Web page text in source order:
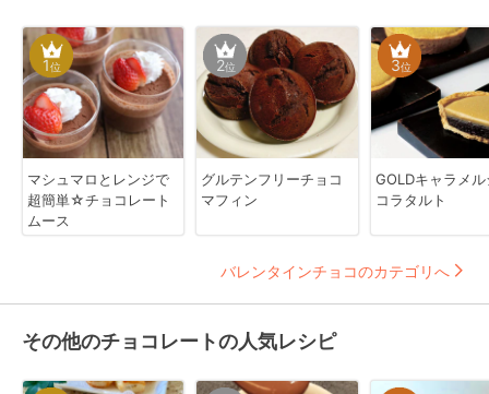
1位
マシュマロとレンジで
超簡単☆チョコレート
ムース
2位
グルテンフリーチョコ
マフィン
3位
GOLDキャラメル
コラタルト
バレンタインチョコのカテゴリへ
その他のチョコレートの人気レシピ